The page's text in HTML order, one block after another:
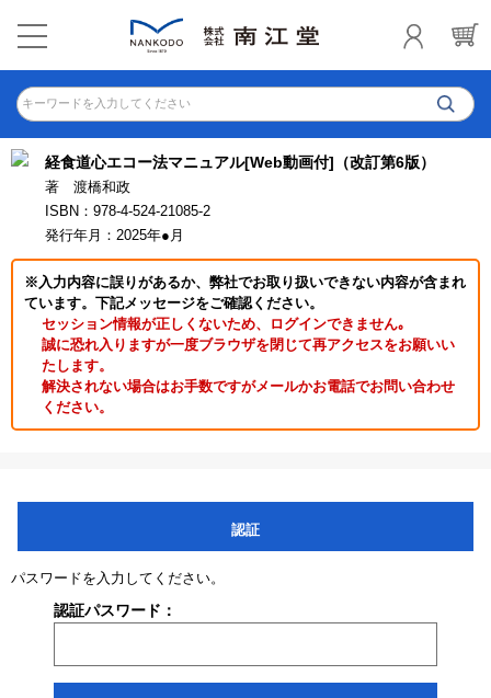
キーワードを入力してください
経食道心エコー法マニュアル[Web動画付]（改訂第6版）
著 渡橋和政
ISBN：978-4-524-21085-2
発行年月：2025年●月
※入力内容に誤りがあるか、弊社でお取り扱いできない内容が含まれ
ています。下記メッセージをご確認ください。
セッション情報が正しくないため、ログインできません｡
誠に恐れ入りますが一度ブラウザを閉じて再アクセスをお願いい
たします。
解決されない場合はお手数ですがメールかお電話でお問い合わせ
ください。
認証
パスワードを入力してください。
認証パスワード：